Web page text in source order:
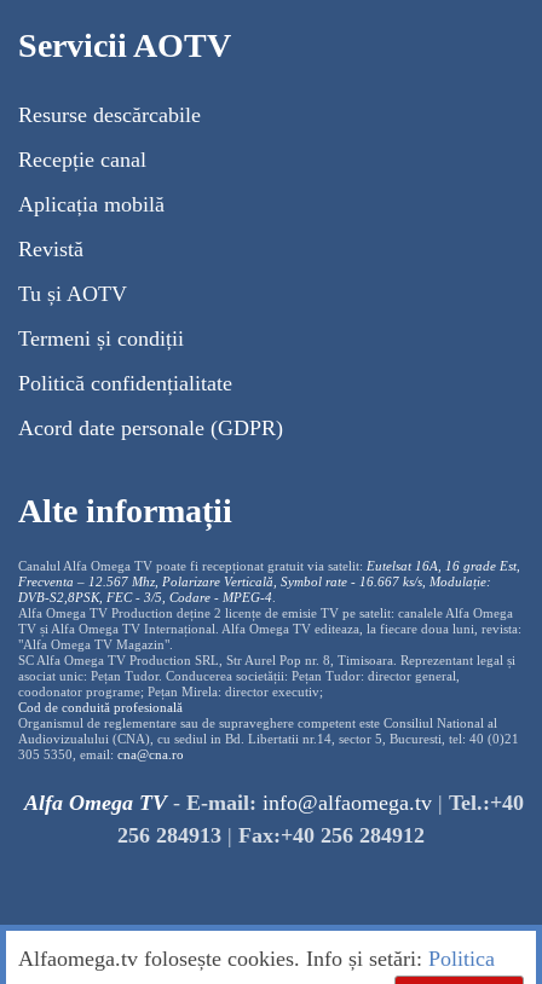
Servicii AOTV
Resurse descărcabile
Recepție canal
Aplicația mobilă
Revistă
Tu și AOTV
Termeni și condiții
Politică confidențialitate
Acord date personale (GDPR)
Alte informații
Canalul Alfa Omega TV poate fi recepționat gratuit via satelit: Eutelsat 16A, 16 grade Est,
Frecventa – 12.567 Mhz, Polarizare Verticală, Symbol rate - 16.667 ks/s, Modulație:
DVB-S2,8PSK, FEC - 3/5, Codare - MPEG-4
Alfa Omega TV Production deține 2 licențe de emisie TV pe satelit: canalele Alfa Omega
TV și Alfa Omega TV Internațional. Alfa Omega TV editeaza, la fiecare doua luni, revista:
"Alfa Omega TV Magazin".
SC Alfa Omega TV Production SRL, Str Aurel Pop nr. 8, Timisoara. Reprezentant legal și
asociat unic: Pețan Tudor. Conducerea societății: Pețan Tudor: director general,
coodonator programe; Pețan Mirela: director executiv;
Cod de conduită profesională
Organismul de reglementare sau de supraveghere competent este Consiliul National al
Audiovizualului (CNA), cu sediul in Bd. Libertatii nr.14, sector 5, Bucuresti, tel: 40 (0)21
305 5350, email: cna@cna.ro
Alfa Omega TV- E-mail: info@alfaomega.tv | Tel.:+40
256 284913 | Fax:+40 256 284912
Alfaomega.tv folosește cookies. Info și setări: Politica